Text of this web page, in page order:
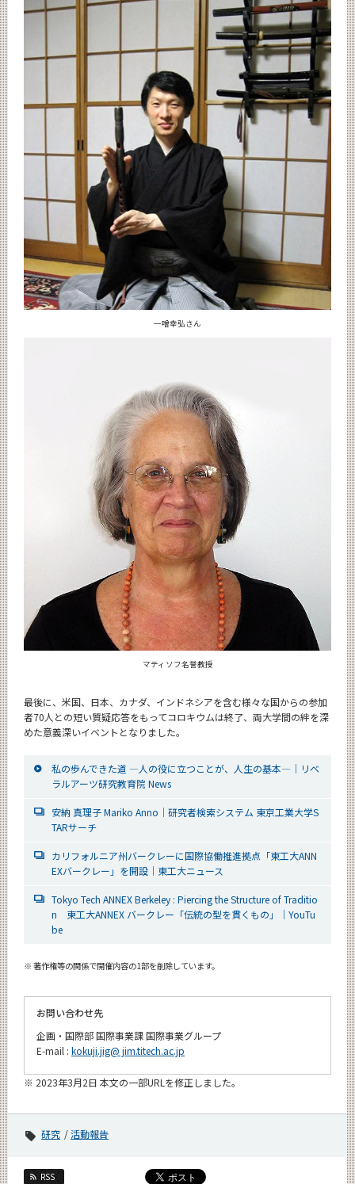
一噌幸弘さん
マティソフ名誉教授
最後に、米国、日本、カナダ、インドネシアを含む様々な国からの参加
者70人との短い質疑応答をもってコロキウムは終了、両大学間の絆を深
めた意義深いイベントとなりました。
私の歩んできた道 ―人の役に立つことが、人生の基本―｜リベ
ラルアーツ研究教育院 News
安納 真理子 Mariko Anno｜研究者検索システム 東京工業大学S
TARサーチ
カリフォルニア州バークレーに国際協働推進拠点「東工大ANN
EXバークレー」を開設｜東工大ニュース
Tokyo Tech ANNEX Berkeley : Piercing the Structure of Traditio
n 東工大ANNEX バークレー「伝統の型を貫くもの」｜YouTu
be
※ 著作権等の関係で開催内容の1部を削除しています。
お問い合わせ先
企画・国際部 国際事業課 国際事業グループ
E-mail : kokuji.jig@ jim.titech.ac.jp
※ 2023年3月2日 本文の一部URLを修正しました。
研究 活動報告
RSS